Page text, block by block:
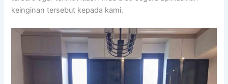
keinginan tersebut kepada kami.